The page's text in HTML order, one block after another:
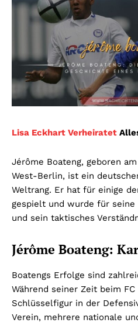
Lisa Eckhart Verheiratet
Jérôme Boateng, geboren
West-Berlin, ist ein
Weltrang. Er hat für einige
gespielt und wurde für seine
und sein taktisches
Jérôme Boateng:
Boatengs Erfolge sind
Während seiner Zeit beim
Schlüsselfigur in der
Verein, mehrere nationale